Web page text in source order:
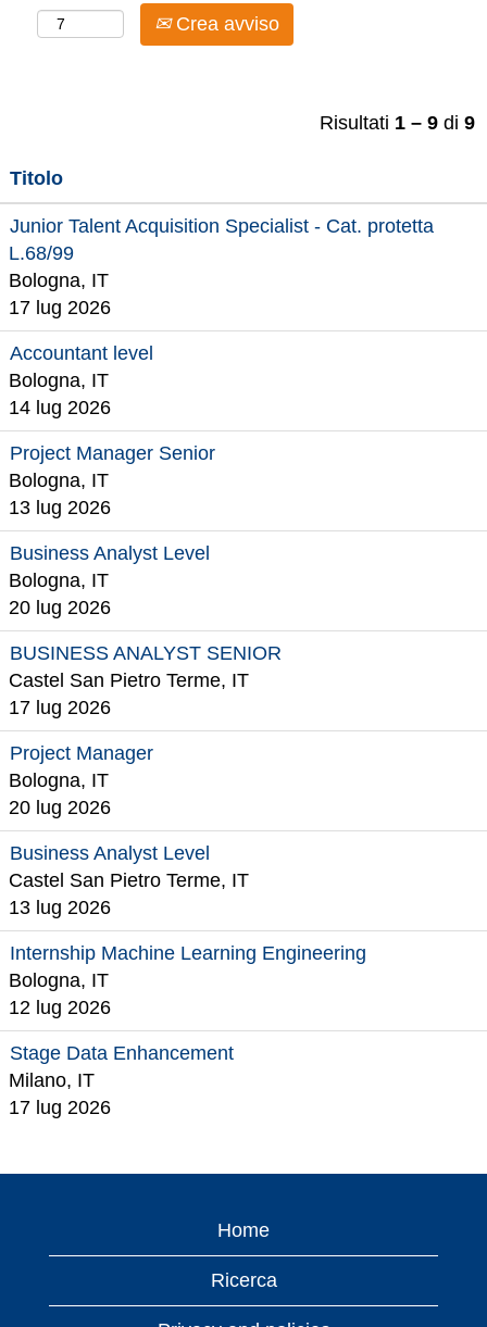
Crea avviso
Risultati 1 – 9 di 9
Titolo
Junior Talent Acquisition Specialist - Cat. protetta
L.68/99
Bologna, IT
17 lug 2026
Accountant level
Bologna, IT
14 lug 2026
Project Manager Senior
Bologna, IT
13 lug 2026
Business Analyst Level
Bologna, IT
20 lug 2026
BUSINESS ANALYST SENIOR
Castel San Pietro Terme, IT
17 lug 2026
Project Manager
Bologna, IT
20 lug 2026
Business Analyst Level
Castel San Pietro Terme, IT
13 lug 2026
Internship Machine Learning Engineering
Bologna, IT
12 lug 2026
Stage Data Enhancement
Milano, IT
17 lug 2026
Home
Ricerca